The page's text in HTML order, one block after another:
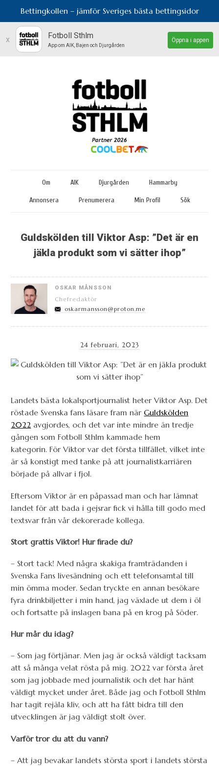
Bettingkollen – jämför Sveriges bästa bettingsidor
x Fotboll Sthlm
App om AIK, Bajen och Djurgården
Öppna i appen
Om AIK Djurgården Hammarby
Annonsera Prenumerera Min Profil Sök
Guldskölden till Viktor Asp: ”Det är en
jäkla produkt som vi sätter ihop”
OSKAR MÅNSSON
Chefredaktör
oskarmansson@proton.me
24 februari, 2023
Landets bästa lokalsportjournalist heter Viktor Asp. Det
röstade Svenska fans läsare fram när Guldskölden
2022 avgjordes, och det var inte mindre än tredje
gången som Fotboll Sthlm kammade hem
kategorin. För Viktor var det första tillfället, vilket inte
är så konstigt med tanke på att journalistkarriären
började på allvar i fjol.
Eftersom Viktor är en påpassad man och har lämnat
landet för att bada i gejsrar fick vi hålla till godo med
textsvar från vår dekorerade kollega.
Stort grattis Viktor! Hur firade du?
– Stort tack! Med några skakiga framträdanden i
Svenska Fans livesändning och ett telefonsamtal till
min ömma moder. Sedan tryckte en annan besökare
fyra drinkbiljetter i min hand, jag växlade ut dem i öl
och fortsatte på inslagen bana på en krog på Söder.
Hur mår du idag?
– Som jag förtjänar. Men jag är också väldigt tacksam
att så många velat rösta på mig. 2022 var första året
som jag jobbade med journalistik och det har hänt
väldigt mycket under året. Både jag och Fotboll Sthlm
har tagit rejäla kliv, och att ha fått bidra till den
utvecklingen är jag väldigt stolt över.
Varför tror du att du vann?
– Att jag bevakar landets största sport i landets största